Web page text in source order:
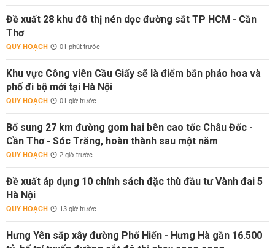
Đề xuất 28 khu đô thị nén dọc đường sắt TP HCM - Cần
Thơ
QUY HOẠCH 01 phút trước
Khu vực Công viên Cầu Giấy sẽ là điểm bắn pháo hoa và
phố đi bộ mới tại Hà Nội
QUY HOẠCH 01 giờ trước
Bổ sung 27 km đường gom hai bên cao tốc Châu Đốc -
Cần Thơ - Sóc Trăng, hoàn thành sau một năm
QUY HOẠCH 2 giờ trước
Đề xuất áp dụng 10 chính sách đặc thù đầu tư Vành đai 5
Hà Nội
QUY HOẠCH 13 giờ trước
Hưng Yên sắp xây đường Phố Hiến - Hưng Hà gần 16.500